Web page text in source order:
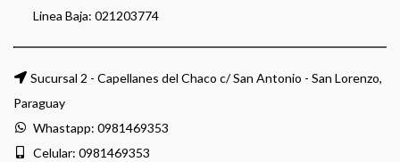
Linea Baja: 021203774
Sucursal 2 - Capellanes del Chaco c/ San Antonio - San Lorenzo,
Paraguay
Whastapp: 0981469353
Celular: 0981469353